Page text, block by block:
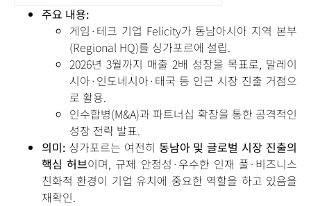
주요 내용:
게임·테크 기업 Felicity가 동남아시아 지역 본부
(Regional HQ)를 싱가포르에 설립.
2026년 3월까지 매출 2배 성장을 목표로, 말레이
시아·인도네시아·태국 등 인근 시장 진출 거점으
로 활용.
인수합병(M&A)과 파트너십 확장을 통한 공격적인
성장 전략 발표.
의미: 싱가포르는 여전히 동남아 및 글로벌 시장 진출의
핵심 허브이며, 규제 안정성·우수한 인재 풀·비즈니스
친화적 환경이 기업 유치에 중요한 역할을 하고 있음을
재확인.